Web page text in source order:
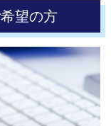
望の方